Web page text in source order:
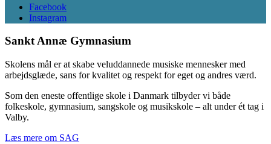
Facebook
Instagram
Sankt Annæ Gymnasium
Skolens mål er at skabe veluddannede musiske mennesker med
arbejdsglæde, sans for kvalitet og respekt for eget og andres værd.
Som den eneste offentlige skole i Danmark tilbyder vi både
folkeskole, gymnasium, sangskole og musikskole – alt under ét tag i
Valby.
Læs mere om SAG